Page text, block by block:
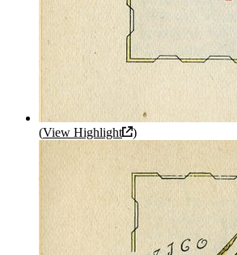
(View Highlight )